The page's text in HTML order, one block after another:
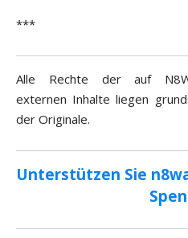
***
Alle Rechte der auf
externen Inhalte liegen
der Originale.
Unterstützen Sie